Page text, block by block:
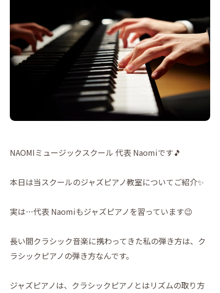
NAOMIミュージックスクール 代表 Naomiです🎵
本日は当スクールのジャズピアノ教室についてご紹介✨
実は…代表 Naomiもジャズピアノを習っています😉
長い間クラシック音楽に携わってきた私の弾き方は、ク
ラシックピアノの弾き方なんです。
ジャズピアノは、クラシックピアノとはリズムの取り方